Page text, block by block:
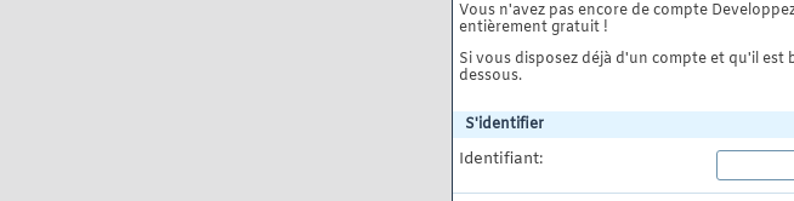
Vous n'avez pas encore de compte
entièrement gratuit !
Si vous disposez déjà d'un compte et qu'il
dessous.
S'identifier
Identifiant: